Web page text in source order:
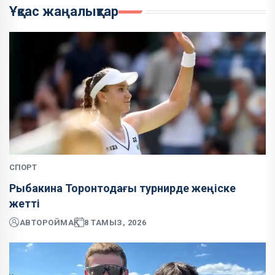
Ұқсас жаңалықтар
СПОРТ
Рыбакина Торонтодағы турнирде жеңіске
жетті
АВТОРОЙМАҚ 8 ТАМЫЗ, 2026